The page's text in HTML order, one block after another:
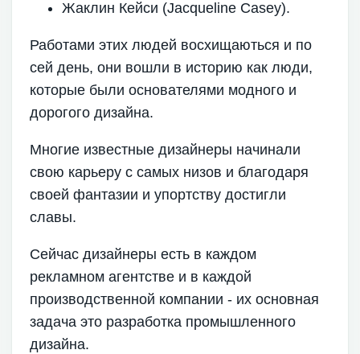
Жаклин Кейси (Jacqueline Casey).
Работами этих людей восхищаються и по
сей день, они вошли в историю как люди,
которые были основателями модного и
дорогого дизайна.
Многие известные дизайнеры начинали
свою карьеру с самых низов и благодаря
своей фантазии и упортству достигли
славы.
Сейчас дизайнеры есть в каждом
рекламном агентстве и в каждой
производственной компании - их основная
задача это разработка промышленного
дизайна.